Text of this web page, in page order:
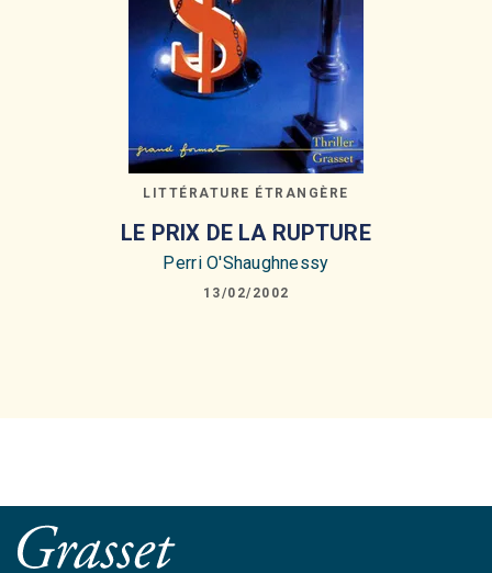
LITTÉRATURE ÉTRANGÈRE
LE PRIX DE LA RUPTURE
Perri O'Shaughnessy
13/02/2002